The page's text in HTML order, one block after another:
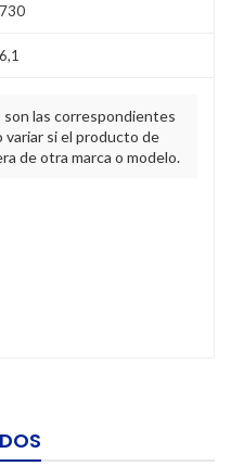
730
6,1
las correspondientes
variar si el producto de
de otra marca o modelo.